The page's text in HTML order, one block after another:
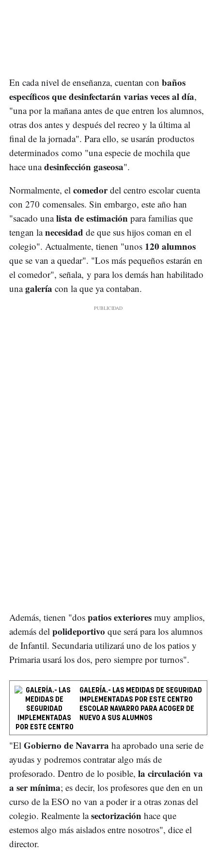
En cada nivel de enseñanza, cuentan con baños
específicos que desinfectarán varias veces al día,
"una por la mañana antes de que entren los alumnos,
otras dos antes y después del recreo y la última al
final de la jornada". Para ello, se usarán productos
determinados como "una especie de mochila que
hace unadesinfección gaseosa".
Normalmente, el comedordel centro escolar cuenta
con 270 comensales. Sin embargo, este año han
"sacado unalista de estimación para familias que
tengan lanecesidad de que sus hijos coman en el
colegio". Actualmente, tienen "unos 120 alumnos
que se van a quedar". "Los más pequeños estarán en
el comedor", señala, y para los demás han habilitado
unagalería con la que ya contaban.
Además, tienen "dos patios exteriores muy amplios,
además del polideportivo que será para los alumnos
de Infantil. Secundaria utilizará uno de los patios y
Primaria usará los dos, pero siempre por turnos".
GALERÍA.- LAS MEDIDAS DE SEGURIDAD
IMPLEMENTADAS POR ESTE CENTRO
ESCOLAR NAVARRO PARA ACOGER DE
NUEVO A SUS ALUMNOS
"El Gobierno de Navarra ha aprobado una serie de
ayudas y podremos contratar algo más de
profesorado. Dentro de lo posible, la circulación va
a ser mínima; es decir, los profesores que den en un
curso de la ESO no van a poder ir a otras zonas del
colegio. Realmente lasectorización hace que
estemos algo más aislados entre nosotros", dice el
director.